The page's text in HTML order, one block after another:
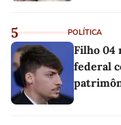
5 POLÍTICA
Filho 04
federal